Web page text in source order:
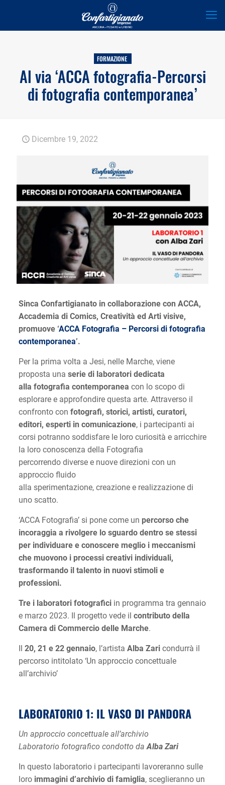
FORMAZIONE
Al via ‘ACCA fotografia-Percorsi
di fotografia contemporanea’
Dicembre 19, 2022
Sinca Confartigianato in collaborazione con ACCA,
Accademia di Comics, Creatività ed Arti visive,
promuove ‘ACCA Fotografia – Percorsi di fotografia
contemporanea’.
Per la prima volta a Jesi, nelle Marche, viene
proposta una serie di laboratori dedicata
alla fotografia contemporanea con lo scopo di
esplorare e approfondire questa arte. Attraverso il
confronto con fotografi, storici, artisti, curatori,
editori, esperti in comunicazione, i partecipanti ai
corsi potranno soddisfare le loro curiosità e arricchire
la loro conoscenza della Fotografia
percorrendo diverse e nuove direzioni con un
approccio fluido
alla sperimentazione, creazione e realizzazione di
uno scatto.
‘ACCA Fotografia’ si pone come un percorso che
incoraggia a rivolgere lo sguardo dentro se stessi
per individuare e conoscere meglio i meccanismi
che muovono i processi creativi individuali,
trasformando il talento in nuovi stimoli e
professioni.
Tre i laboratori fotograficiin programma tra gennaio
e marzo 2023. Il progetto vede il contributo della
Camera di Commercio delle Marche.
Il 20, 21 e 22 gennaio, l’artista Alba Zaricondurrà il
percorso intitolato ‘Un approccio concettuale
all’archivio’
LABORATORIO 1: IL VASO DI PANDORA
Un approccio concettuale all’archivio
Laboratorio fotografico condotto da Alba Zari
In questo laboratorio i partecipanti lavoreranno sulle
loro immagini d’archivio di famiglia, sceglieranno un